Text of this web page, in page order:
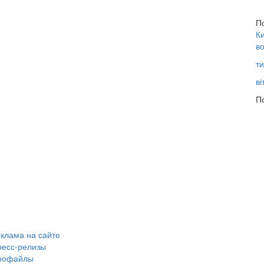
на сайте
релизы